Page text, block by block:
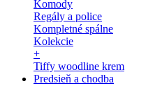
Komody
Regály a police
Kompletné spálne
Kolekcie
+
Tiffy woodline krem
Predsieň a chodba